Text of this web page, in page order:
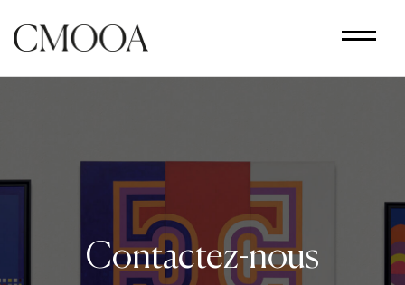
contenu
principal
Contactez-nous